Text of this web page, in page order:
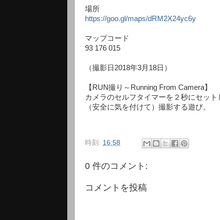
場所
https://goo.gl/maps/dRM2X24yc6y
マップコード
93 176 015
（撮影日2018年3月18日）
【RUN撮り～Running From Camera】
カメラのセルフタイマーを２秒にセット
（安全に気を付けて）撮影する遊び。
時刻: 16:58
0 件のコメント:
コメントを投稿